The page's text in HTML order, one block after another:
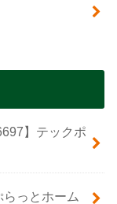
】テックポ
っとホーム